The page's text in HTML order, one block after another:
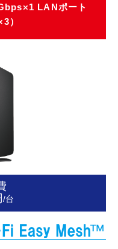
LANポート
）
/台